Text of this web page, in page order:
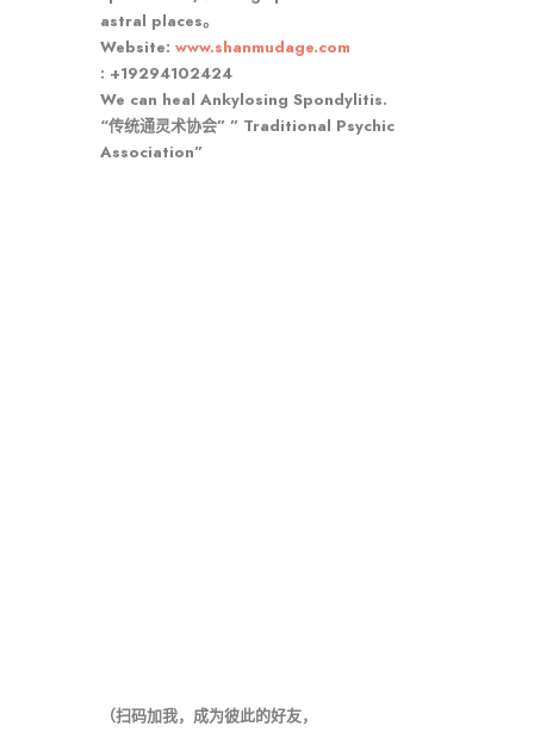
astral places。
Website: www.shanmudage.com
: +19294102424
We can heal Ankylosing Spondylitis.
“传统通灵术协会” ” Traditional Psychic
Association”
（扫码加我，成为彼此的好友，